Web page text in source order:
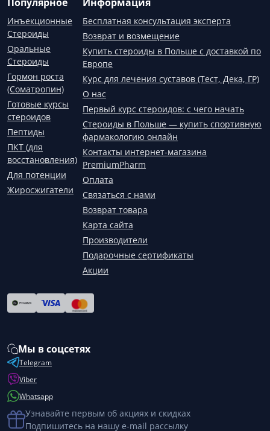
Инъекционные
Стероиды
Оральные
Стероиды
Гормон роста
(Соматропин)
Готовые курсы
стероидов
Пептиды
ПКТ (для
восстановления)
Для потенции
Жиросжигатели
Бесплатная консультация эксперта
Возврат и возмещение
Купить стероиды в Польше с доставкой по
Европе
Курс для лечения суставов (Тест, Дека, ГР)
О нас
Первый курс стероидов: с чего начать
Стероиды в Польше — купить спортивную
фармакологию онлайн
Контакты интернет-магазина
PremiumPharm
Оплата
Связаться с нами
Возврат товара
Карта сайта
Производители
Подарочные сертификаты
Акции
Мы в соцсетях
Telegram
Viber
Whatsapp
Узнавайте первым об акциях и скидках
Подпишитесь на нашу e-mail рассылку